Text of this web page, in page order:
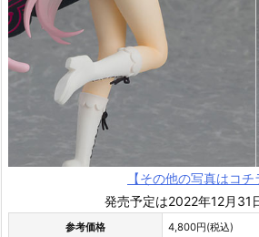
【その他の写真はコチ
発売予定は2022年12月31
参考価格 4,800円(税込)